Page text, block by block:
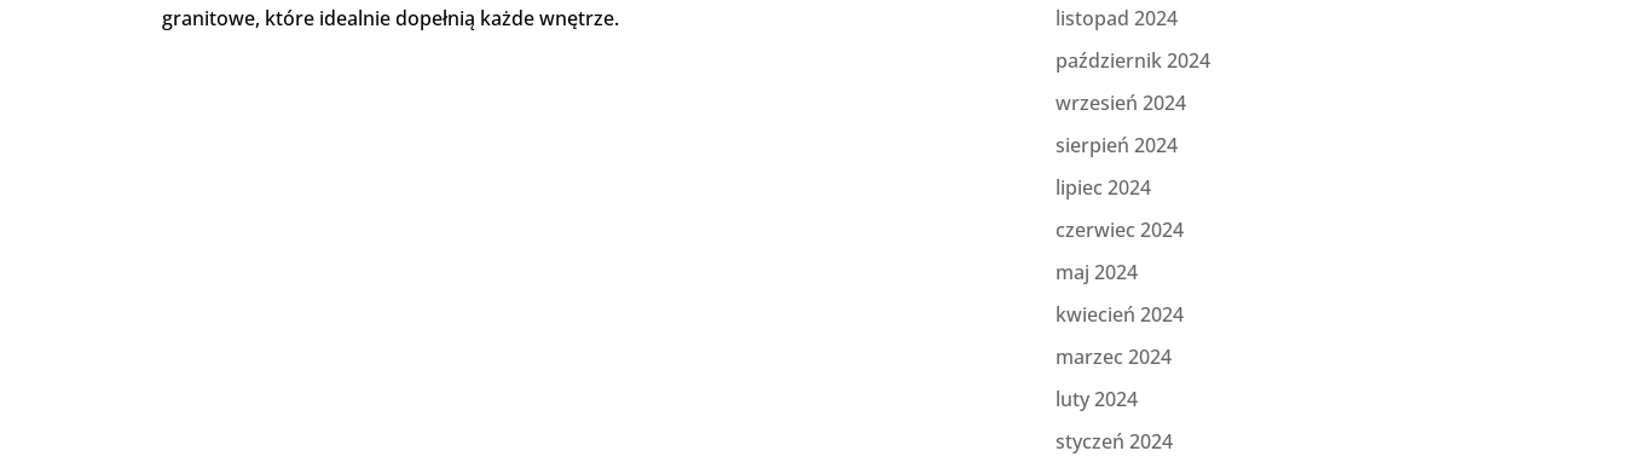
granitowe, które idealnie dopełnią każde wnętrze.
listopad 2024
październik 2024
wrzesień 2024
sierpień 2024
lipiec 2024
czerwiec 2024
maj 2024
kwiecień 2024
marzec 2024
luty 2024
styczeń 2024